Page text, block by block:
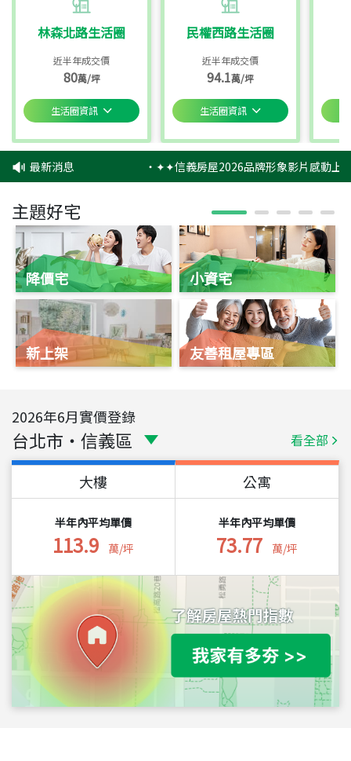
林森北路生活圈
近半年成交價
80萬/坪
生活圈資訊
民權西路生活圈
近半年成交價
94.1萬/坪
生活圈資訊
最新消息 ‧✦✦信義房屋2026品牌形象影片感動上
主題好宅
降價宅
新上架
小資宅
友善租屋專區
2026年6月實價登錄
台北市 ・ 信義區 看全部
大樓
半年內平均單價
113.9 萬/坪
公寓
半年內平均單價
73.77 萬/坪